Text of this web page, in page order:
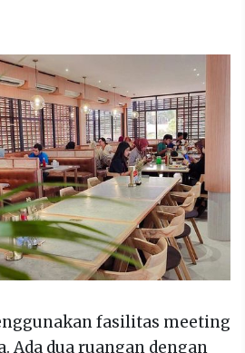
fasilitas meeting
Ada dua ruangan dengan